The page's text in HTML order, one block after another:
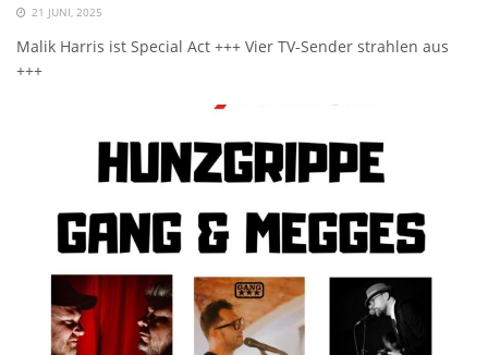
21 JUNI, 2025
Malik Harris ist Special Act +++ Vier TV-Sender strahlen aus
+++